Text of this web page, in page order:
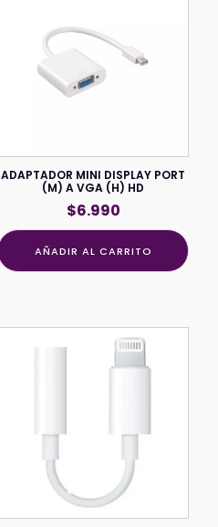
ADAPTADOR MINI DISPLAY PORT
(M) A VGA (H) HD
$6.990
AÑADIR AL CARRITO